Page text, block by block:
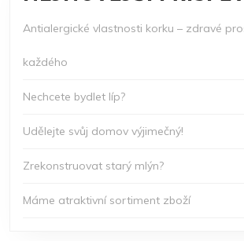
Antialergické vlastnosti korku – zdravé
každého
Nechcete bydlet líp?
Udělejte svůj domov výjimečný!
Zrekonstruovat starý mlýn?
Máme atraktivní sortiment zboží